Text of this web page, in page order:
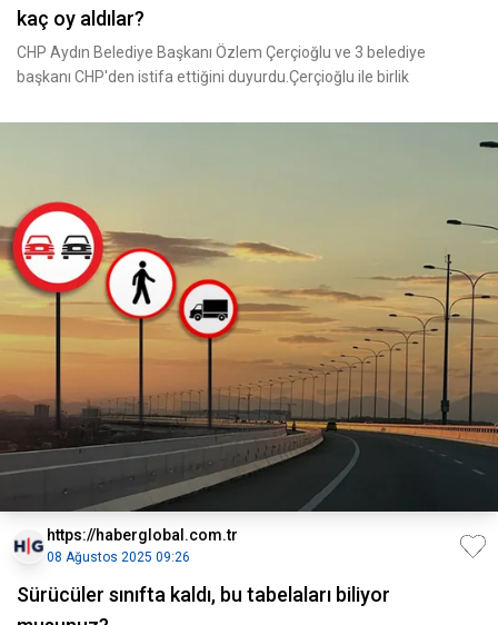
kaç oy aldılar?
CHP Aydın Belediye Başkanı Özlem Çerçioğlu ve 3 belediye
başkanı CHP'den istifa ettiğini duyurdu.Çerçioğlu ile birlik
https://haberglobal.com.tr
08 Ağustos 2025 09:26
Sürücüler sınıfta kaldı, bu tabelaları biliyor